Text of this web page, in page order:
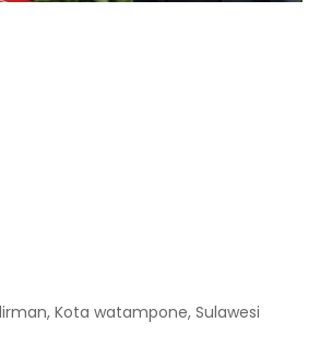
Kota watampone, Sulawesi